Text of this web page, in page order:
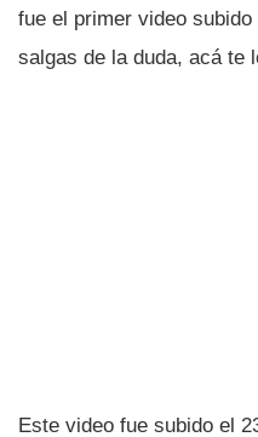
fue el primer video subido
salgas de la duda, acá te
Este video fue subido el